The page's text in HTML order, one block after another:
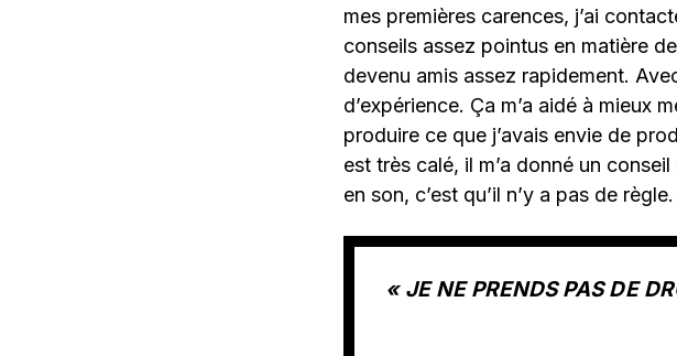
mes premières carences, j’ai
conseils assez pointus en matière
devenu amis assez rapidement.
d’expérience. Ça m’a aidé à mieux
produire ce que j’avais envie de
est très calé, il m’a donné un
en son, c’est qu’il n’y a pas de
« JE NE PRENDS PAS DE